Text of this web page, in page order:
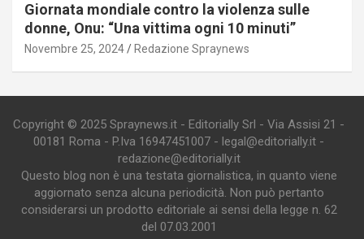
Giornata mondiale contro la violenza sulle
donne, Onu: “Una vittima ogni 10 minuti”
Novembre 25, 2024 Redazione Spraynews
Copyright © 2025 Spraynews.it - Editorially Srl - Via Assisi 21 -
00181 Roma - P.Iva 16947451007 - legal@editorially.it -
redazione@editorially.it
Questo blog non è una testata giornalistica, in quanto viene
aggiornato senza alcuna periodicità. Non può pertanto
considerarsi un prodotto editoriale ai sensi della legge n. 62
del 07.03.2001